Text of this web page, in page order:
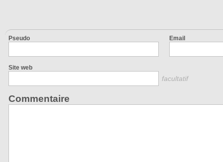
Pseudo Email
Site web
facultatif
Commentaire